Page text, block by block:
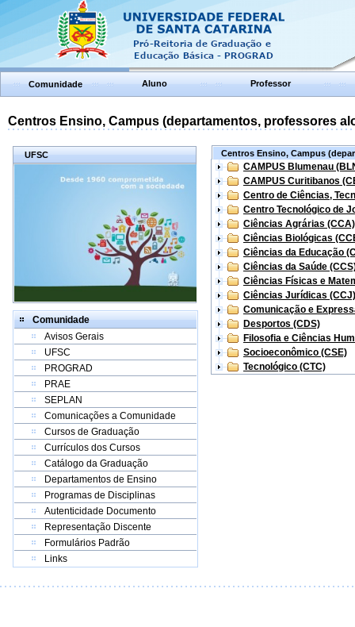
Comunidade Aluno Professor
Centros Ensino, Campus (departamentos, professores
UFSC
Comunidade
Avisos Gerais
UFSC
PROGRAD
PRAE
SEPLAN
Comunicações a Comunidade
Cursos de Graduação
Currículos dos Cursos
Catálogo da Graduação
Departamentos de Ensino
Programas de Disciplinas
Autenticidade Documento
Representação Discente
Formulários Padrão
Links
Centros Ensino, Campus
CAMPUS Blumenau
CAMPUS Curitibanos
Centro de Ciências,
Centro Tecnológico de
Ciências Agrárias (CCA)
Ciências Biológicas
Ciências da Educação
Ciências da Saúde
Ciências Físicas e
Ciências Jurídicas (CCJ)
Comunicação e
Desportos (CDS)
Filosofia e Ciências
Socioeconômico (CSE)
Tecnológico (CTC)